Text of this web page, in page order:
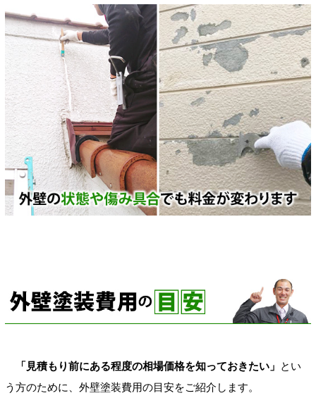
「見積もり前にある程度の相場価格を知っておきたい」 とい
う方のために、外壁塗装費用の目安をご紹介します。